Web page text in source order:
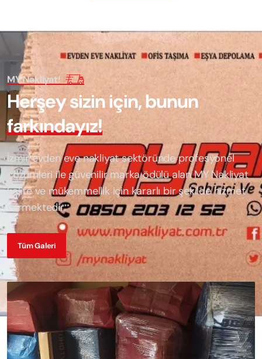
MY Nakliyat!
Herşeysiziniçin,bunun
farkındayız!
İzmir evden eve nakliyat sektöründe profesyonel
çözümleri ile güvenilir marka ödülü alanMY Nakliyat
kalite ve mükemmellik için kararlı bir şekilde hizmet
vermektedir.
Tüm Galeri